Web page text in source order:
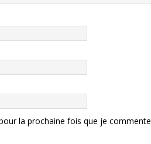
la prochaine fois que je